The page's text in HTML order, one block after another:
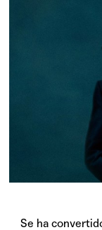
Se ha